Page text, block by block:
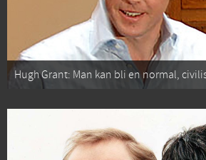
Hugh Grant: Man kan bli en normal,